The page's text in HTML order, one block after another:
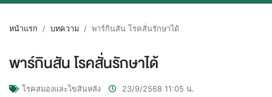
หน้าแรก บทความ พาร์กินสัน โรคสั่นรักษาได้
พาร์กินสัน โรคสั่นรักษาได้
โรคสมองและไขสันหลัง 23/9/2568 11:05 น.